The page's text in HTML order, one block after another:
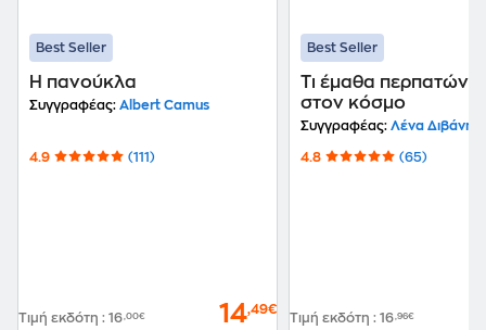
Best Seller
Η πανούκλα
Συγγραφέας: Albert Camus
4.9 (111)
Τιμή εκδότη : 16,00€ 14,49€
Best Seller
Τι έμαθα
στον κόσμο
Συγγραφέας: Λένα Διβάνη
4.8 (65)
Τιμή εκδότη : 16,96€